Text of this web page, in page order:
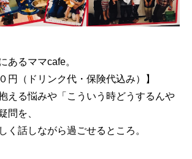
あるママcafe。
円（ドリンク代・保険代込み）】
える悩みや「こういう時どうするんや
問を、
く話しながら過ごせるところ。